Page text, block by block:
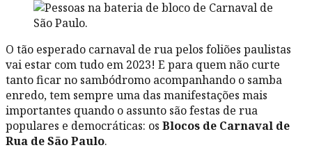
O tão esperado carnaval de rua pelos foliões paulistas
vai estar com tudo em 2023! E para quem não curte
tanto ficar no sambódromo acompanhando o samba
enredo, tem sempre uma das manifestações mais
importantes quando o assunto são festas de rua
populares e democráticas: os Blocos de Carnaval de
Rua de São Paulo.